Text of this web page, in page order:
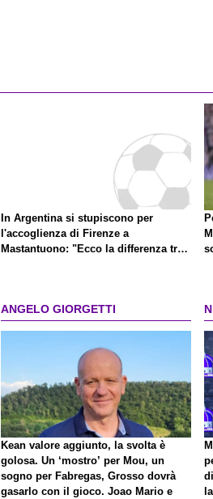
In Argentina si stupiscono per
l'accoglienza di Firenze a
Mastantuono: "Ecco la differenza tra
ANGELO GIORGETTI
Kean valore aggiunto, la svolta è
golosa. Un ‘mostro’ per Mou, un
sogno per Fabregas, Grosso dovrà
gasarlo con il gioco. Joao Mario e